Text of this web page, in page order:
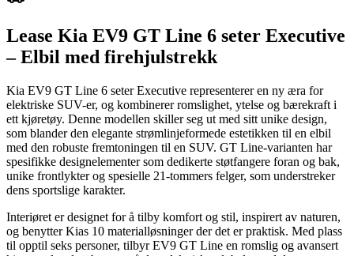
Lease Kia EV9 GT Line 6 seter Executive
– Elbil med firehjulstrekk
Kia EV9 GT Line 6 seter Executive representerer en ny æra for
elektriske SUV-er, og kombinerer romslighet, ytelse og bærekraft i
ett kjøretøy. Denne modellen skiller seg ut med sitt unike design,
som blander den elegante strømlinjeformede estetikken til en elbil
med den robuste fremtoningen til en SUV. GT Line-varianten har
spesifikke designelementer som dedikerte støtfangere foran og bak,
unike frontlykter og spesielle 21-tommers felger, som understreker
dens sportslige karakter.
Interiøret er designet for å tilby komfort og stil, inspirert av naturen,
og benytter Kias 10 materialløsninger der det er praktisk. Med plass
til opptil seks personer, tilbyr EV9 GT Line en romslig og avansert